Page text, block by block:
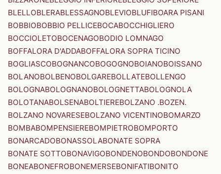
BLELLOBLERABLESSAGNOBLEVIOBLUFIBOARA PISANI
BOBBIOBOBBIO PELLICEBOCABOCCHIGLIERO
BOCCIOLETOBOCENAGOBODIO LOMNAGO
BOFFALORA D'ADDABOFFALORA SOPRA TICINO
BOGLIASCOBOGNANCOBOGOGNOBOIANOBOISSANO
BOLANOBOLBENOBOLGAREBOLLATEBOLLENGO
BOLOGNABOLOGNANOBOLOGNETTABOLOGNOLA
BOLOTANABOLSENABOLTIEREBOLZANO .BOZEN.
BOLZANO NOVARESEBOLZANO VICENTINOBOMARZO
BOMBABOMPENSIEREBOMPIETROBOMPORTO
BONARCADOBONASSOLABONATE SOPRA
BONATE SOTTOBONAVIGOBONDENOBONDOBONDONE
BONEABONEFROBONEMERSEBONIFATIBONITO